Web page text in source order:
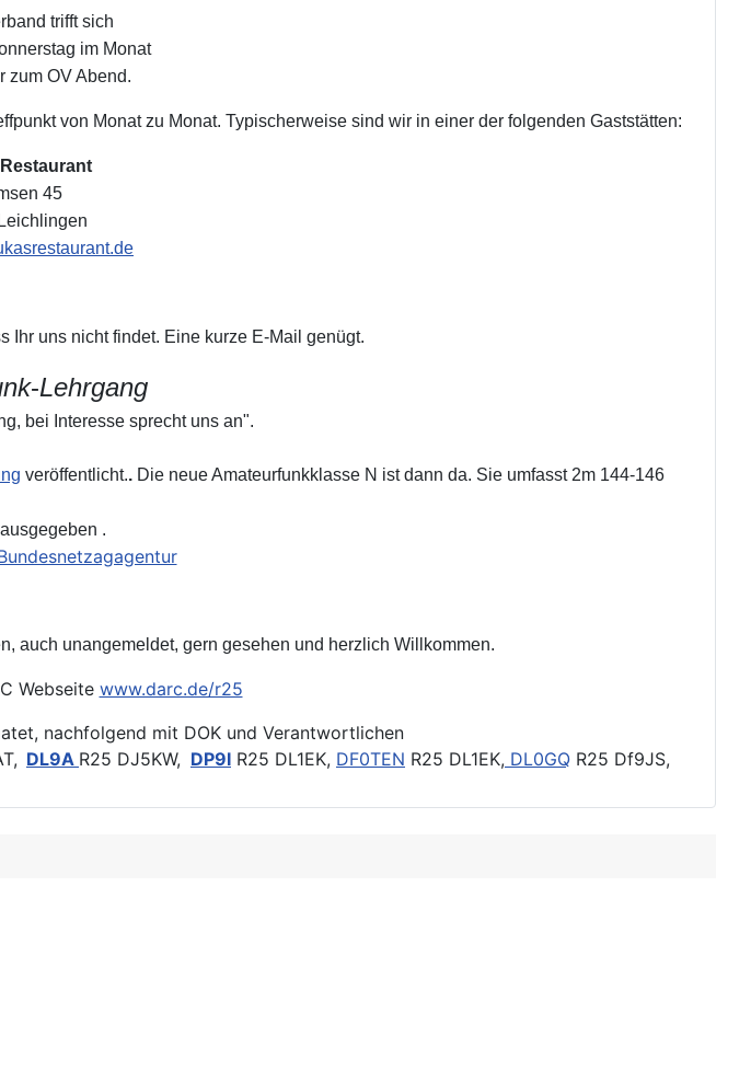
trifft sich
im Monat
zum OV Abend.
von Monat zu Monat. Typischerweise sind wir in einer der folgenden Gaststätten:
45
Ihr uns nicht findet. Eine kurze E-Mail genügt.
-Lehrgang
bei Interesse sprecht uns an".
veröffentlicht.. Die neue Amateurfunkklasse N ist dann da. Sie umfasst 2m 144-146
.
auch unangemeldet, gern gesehen und herzlich Willkommen.
Webseite www.darc.de/r25
nachfolgend mit DOK und Verantwortlichen
DL9A R25 DJ5KW, DP9I R25 DL1EK, DF0TEN R25 DL1EK, DL0GQ R25 Df9JS,